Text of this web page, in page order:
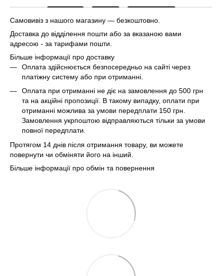
Самовивіз з нашого магазину — безкоштовно.
Доставка до відділення пошти або за вказаною вами
адресою - за тарифами пошти.
Більше інформації про доставку
Оплата здійснюється безпосередньо на сайті через
платіжну систему або при отриманні.
Оплата при отриманні не діє на замовлення до 500 грн
та на акційні пропозиції. В такому випадку, оплати при
отриманні можлива за умови передплати 150 грн.
Замовлення укрпоштою відправляються тільки за умови
повної передплати.
Протягом 14 днів після отримання товару, ви можете
повернути чи обміняти його на інший.
Більше інформації про обмін та повернення